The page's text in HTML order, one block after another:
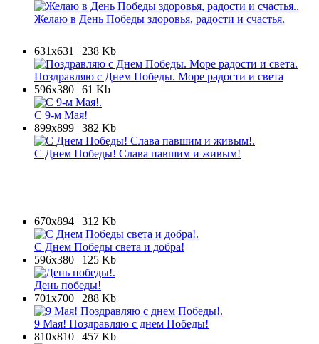
Желаю в День Победы здоровья, радости и счастья.
631х631 | 238 Kb
Поздравляю с Днем Победы. Море радости и света
596х380 | 61 Kb
С 9-м Мая!
899х899 | 382 Kb
С Днем Победы! Слава павшим и живым!
670х894 | 312 Kb
С Днем Победы света и добра!
596х380 | 125 Kb
День победы!
701х700 | 288 Kb
9 Мая! Поздравляю с днем Победы!
810х810 | 457 Kb